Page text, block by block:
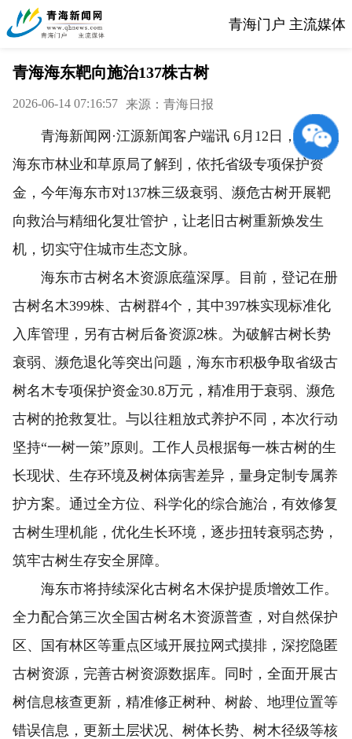
青海门户 主流媒体
青海海东靶向施治137株古树
2026-06-14 07:16:57 来源：青海日报
青海新闻网·江源新闻客户端讯 6月12日，记者从
海东市林业和草原局了解到，依托省级专项保护资
金，今年海东市对137株三级衰弱、濒危古树开展靶
向救治与精细化复壮管护，让老旧古树重新焕发生
机，切实守住城市生态文脉。
海东市古树名木资源底蕴深厚。目前，登记在册
古树名木399株、古树群4个，其中397株实现标准化
入库管理，另有古树后备资源2株。为破解古树长势
衰弱、濒危退化等突出问题，海东市积极争取省级古
树名木专项保护资金30.8万元，精准用于衰弱、濒危
古树的抢救复壮。与以往粗放式养护不同，本次行动
坚持“一树一策”原则。工作人员根据每一株古树的生
长现状、生存环境及树体病害差异，量身定制专属养
护方案。通过全方位、科学化的综合施治，有效修复
古树生理机能，优化生长环境，逐步扭转衰弱态势，
筑牢古树生存安全屏障。
海东市将持续深化古树名木保护提质增效工作。
全力配合第三次全国古树名木资源普查，对自然保护
区、国有林区等重点区域开展拉网式摸排，深挖隐匿
古树资源，完善古树资源数据库。同时，全面开展古
树信息核查更新，精准修正树种、树龄、地理位置等
错误信息，更新土层状况、树体长势、树木径级等核